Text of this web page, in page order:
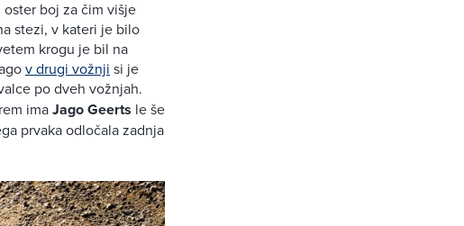
boj za čim višje
stezi, v kateri je bilo
krogu je bil na
v drugi vožnji si je
po dveh vožnjah.
imaJago Geerts le še
prvaka odločala zadnja